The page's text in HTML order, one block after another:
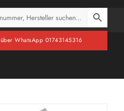
WhatsApp 01743145316